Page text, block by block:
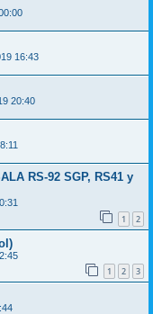
16:43
20:40
RS-92 SGP, RS41 y
1 2
1 2 3